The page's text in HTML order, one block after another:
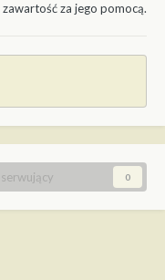
za jego pomocą.
0